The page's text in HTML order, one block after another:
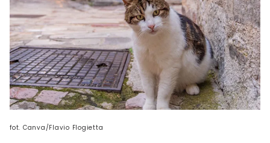
fot. Canva/Flavio Flogietta